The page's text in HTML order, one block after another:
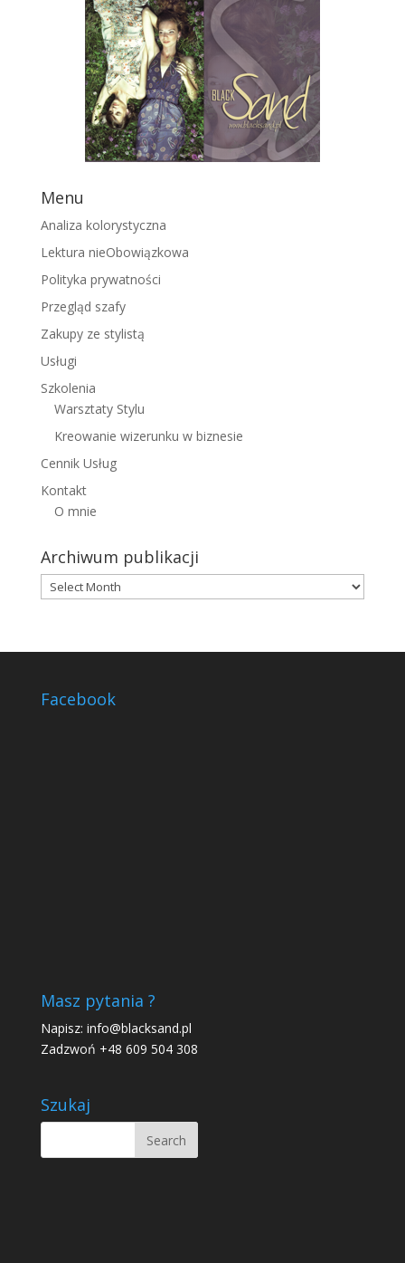
Menu
Analiza kolorystyczna
Lektura nieObowiązkowa
Polityka prywatności
Przegląd szafy
Zakupy ze stylistą
Usługi
Szkolenia
Warsztaty Stylu
Kreowanie wizerunku w biznesie
Cennik Usług
Kontakt
O mnie
Archiwum publikacji
Archiwum
publikacji
Facebook
Masz pytania ?
Napisz: info@blacksand.pl
Zadzwoń +48 609 504 308
Szukaj